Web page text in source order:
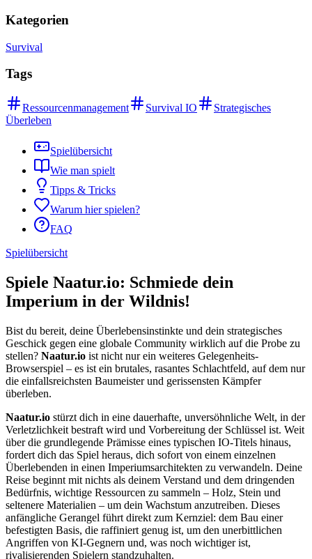
Kategorien
Survival
Tags
Ressourcenmanagement Survival IO
Strategisches
Überleben
Spielübersicht
Wie man spielt
Tipps & Tricks
Warum hier spielen?
FAQ
Spielübersicht
Spiele Naatur.io: Schmiede dein
Imperium in der Wildnis!
Bist du bereit, deine Überlebensinstinkte und dein strategisches
Geschick gegen eine globale Community wirklich auf die Probe zu
stellen? Naatur.io ist nicht nur ein weiteres Gelegenheits-
Browserspiel – es ist ein brutales, rasantes Schlachtfeld, auf dem nur
die einfallsreichsten Baumeister und gerissensten Kämpfer
überleben.
Naatur.io stürzt dich in eine dauerhafte, unversöhnliche Welt, in der
Verletzlichkeit bestraft wird und Vorbereitung der Schlüssel ist. Weit
über die grundlegende Prämisse eines typischen IO-Titels hinaus,
fordert dich das Spiel heraus, dich sofort von einem einzelnen
Überlebenden in einen Imperiumsarchitekten zu verwandeln. Deine
Reise beginnt mit nichts als deinem Verstand und dem dringenden
Bedürfnis, wichtige Ressourcen zu sammeln – Holz, Stein und
seltenere Materialien – um dein Wachstum anzutreiben. Dieses
anfängliche Gerangel führt direkt zum Kernziel: dem Bau einer
befestigten Basis, die raffiniert genug ist, um den unerbittlichen
Angriffen von KI-Gegnern und, was noch wichtiger ist,
rivalisierenden Spielern standzuhalten.